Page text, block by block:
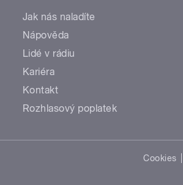
Jak nás naladíte
Nápověda
Lidé v rádiu
Kariéra
Kontakt
Rozhlasový poplatek
Cookies